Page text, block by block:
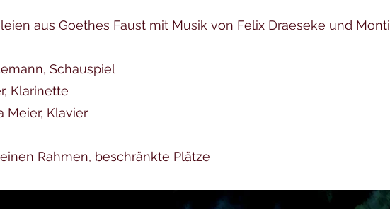
aus Goethes Faust mit Musik von Felix Draeseke und Monti
Schauspiel
Klarinette
Meier, Klavier
Rahmen, beschränkte Plätze